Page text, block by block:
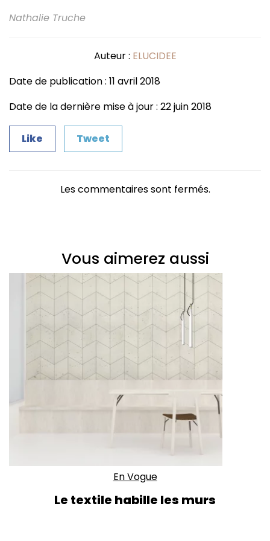
Nathalie Truche
Auteur : ELUCIDEE
Date de publication : 11 avril 2018
Date de la dernière mise à jour : 22 juin 2018
Like Tweet
Les commentaires sont fermés.
Vous aimerez aussi
En Vogue
Le textile habille les murs